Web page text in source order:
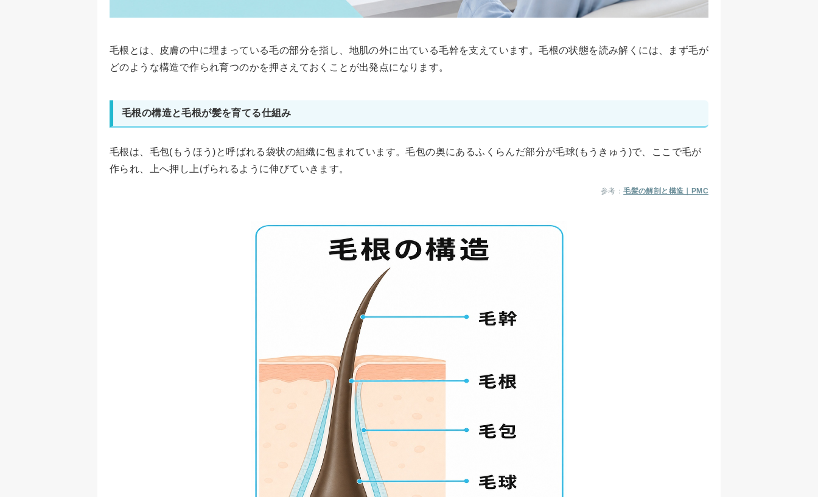
毛根とは、皮膚の中に埋まっている毛の部分を指し、地肌の外に出ている毛幹を支えています。毛根の状態を読み解くには、まず毛が
どのような構造で作られ育つのかを押さえておくことが出発点になります。
毛根の構造と毛根が髪を育てる仕組み
毛根は、毛包(もうほう)と呼ばれる袋状の組織に包まれています。毛包の奥にあるふくらんだ部分が毛球(もうきゅう)で、ここで毛が
作られ、上へ押し上げられるように伸びていきます。
参考：毛髪の解剖と構造｜PMC